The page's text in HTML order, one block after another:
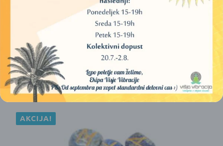
NIHALO AMETIST
25,00€
DODAJ V KOŠARICO
AKCIJA!